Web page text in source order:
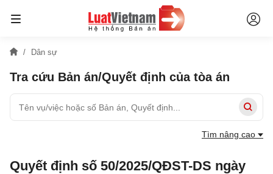
Dân sự
Tra cứu Bản án/Quyết định của tòa án
Tìm nâng cao
Quyết định số 50/2025/QĐST-DS ngày